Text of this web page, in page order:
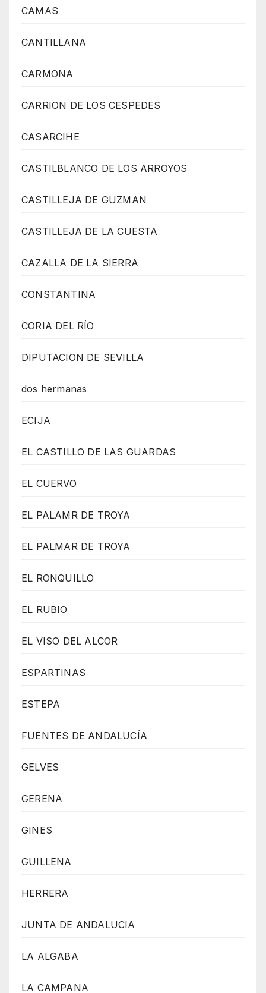
CAMAS
CANTILLANA
CARMONA
CARRION DE LOS CESPEDES
CASARCIHE
CASTILBLANCO DE LOS ARROYOS
CASTILLEJA DE GUZMAN
CASTILLEJA DE LA CUESTA
CAZALLA DE LA SIERRA
CONSTANTINA
CORIA DEL RÍO
DIPUTACION DE SEVILLA
dos hermanas
ECIJA
EL CASTILLO DE LAS GUARDAS
EL CUERVO
EL PALAMR DE TROYA
EL PALMAR DE TROYA
EL RONQUILLO
EL RUBIO
EL VISO DEL ALCOR
ESPARTINAS
ESTEPA
FUENTES DE ANDALUCÍA
GELVES
GERENA
GINES
GUILLENA
HERRERA
JUNTA DE ANDALUCIA
LA ALGABA
LA CAMPANA